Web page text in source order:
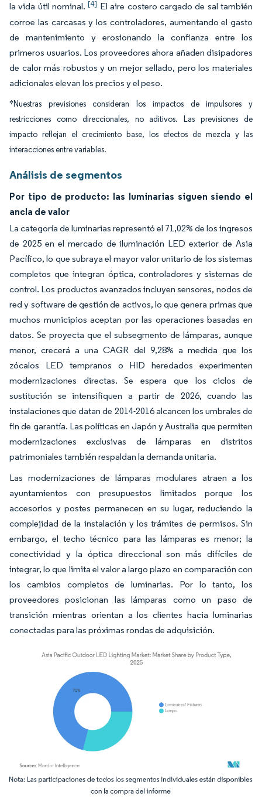
la vida útil nominal.[4] El aire costero cargado de sal también
corroe las carcasas y los controladores, aumentando el gasto
de mantenimiento y erosionando la confianza entre los
primeros usuarios. Los proveedores ahora añaden disipadores
de calor más robustos y un mejor sellado, pero los materiales
adicionales elevan los precios y el peso.
*Nuestras previsiones consideran los impactos de impulsores y
restricciones como direccionales, no aditivos. Las previsiones de
impacto reflejan el crecimiento base, los efectos de mezcla y las
interacciones entre variables.
Análisis de segmentos
Por tipo de producto: las luminarias siguen siendo el
ancla de valor
La categoría de luminarias representó el 71,02% de los ingresos
de 2025 en el mercado de iluminación LED exterior de Asia
Pacífico, lo que subraya el mayor valor unitario de los sistemas
completos que integran óptica, controladores y sistemas de
control. Los productos avanzados incluyen sensores, nodos de
red y software de gestión de activos, lo que genera primas que
muchos municipios aceptan por las operaciones basadas en
datos. Se proyecta que el subsegmento de lámparas, aunque
menor, crecerá a una CAGR del 9,28% a medida que los
zócalos LED tempranos o HID heredados experimenten
modernizaciones directas. Se espera que los ciclos de
sustitución se intensifiquen a partir de 2026, cuando las
instalaciones que datan de 2014-2016 alcancen los umbrales de
fin de garantía. Las políticas en Japón y Australia que permiten
modernizaciones exclusivas de lámparas en distritos
patrimoniales también respaldan la demanda unitaria.
Las modernizaciones de lámparas modulares atraen a los
ayuntamientos con presupuestos limitados porque los
accesorios y postes permanecen en su lugar, reduciendo la
complejidad de la instalación y los trámites de permisos. Sin
embargo, el techo técnico para las lámparas es menor; la
conectividad y la óptica direccional son más difíciles de
integrar, lo que limita el valor a largo plazo en comparación con
los cambios completos de luminarias. Por lo tanto, los
proveedores posicionan las lámparas como un paso de
transición mientras orientan a los clientes hacia luminarias
conectadas para las próximas rondas de adquisición.
Imagen © Mordor Intelligence. El uso requiere atribución según CC BY 4.0.